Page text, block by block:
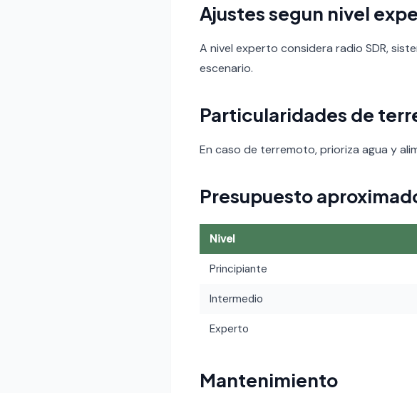
Ajustes segun nivel
A nivel experto considera radio SDR,
escenario.
Particularidades de
En caso de terremoto, prioriza agua y
Presupuesto
Nivel
Principiante
Intermedio
Experto
Mantenimiento